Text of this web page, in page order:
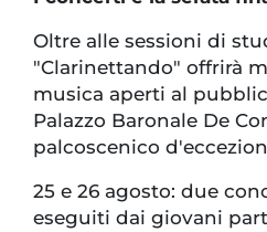
Oltre alle sessioni di
"Clarinettando" offrirà
musica aperti al
Palazzo Baronale De
palcoscenico
25 e 26 agosto: due
eseguiti dai giovani